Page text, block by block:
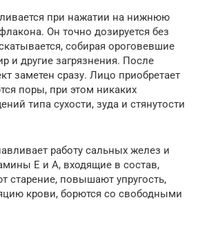
при нажатии на нижнюю
Он точно дозируется без
собирая ороговевшие
и другие загрязнения. После
заметен сразу. Лицо приобретает
поры, при этом никаких
типа сухости, зуда и стянутости
работу сальных желез и
Е и А, входящие в состав,
старение, повышают упругость,
крови, борются со свободными